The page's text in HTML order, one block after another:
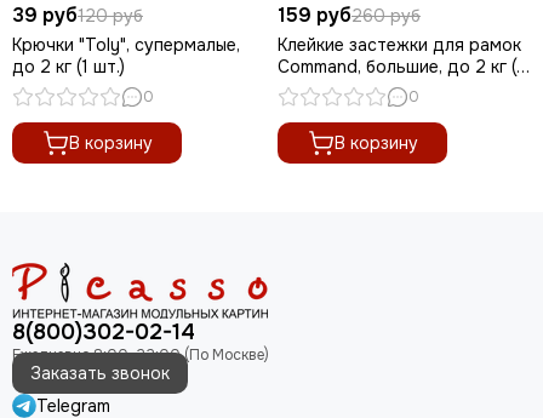
39 руб120 руб
Крючки "Toly", супермалые,
до 2 кг (1 шт.)
0
В корзину
159 руб260 руб
Клейкие застежки для рамок
Command, большие, до 2 кг (1
шт.)
0
В корзину
8(800)302-02-14
Заказать звонок
Telegram